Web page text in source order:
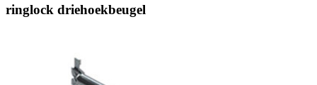
ringlock driehoekbeugel